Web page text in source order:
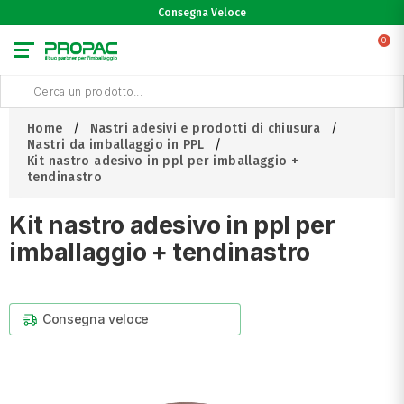
0
Consegna Veloce
Home
Nastri adesivi e prodotti di chiusura
Nastri da imballaggio in PPL
Kit nastro adesivo in ppl per imballaggio +
tendinastro
Kit nastro adesivo in ppl per
imballaggio + tendinastro
Consegna veloce